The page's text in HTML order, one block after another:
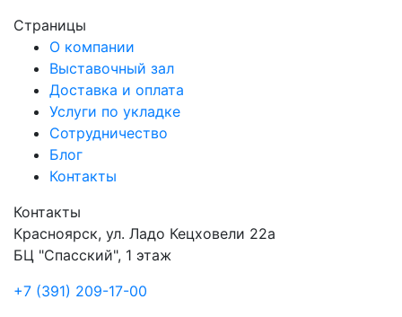
Страницы
О компании
Выставочный зал
Доставка и оплата
Услуги по укладке
Сотрудничество
Блог
Контакты
Контакты
Красноярск, ул. Ладо Кецховели 22а
БЦ "Спасский", 1 этаж
+7 (391) 209-17-00